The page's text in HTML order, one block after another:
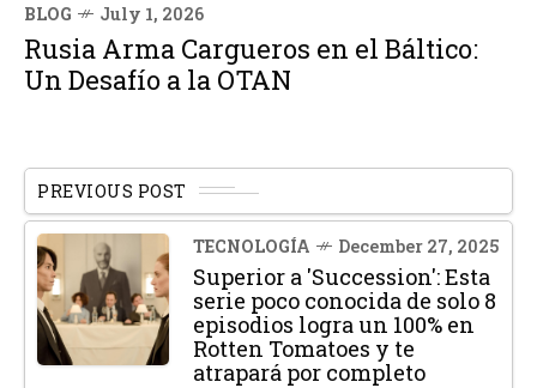
BLOG July 1, 2026
Rusia Arma Cargueros en el Báltico:
Un Desafío a la OTAN
PREVIOUS POST
TECNOLOGÍA December 27, 2025
Superior a 'Succession': Esta
serie poco conocida de solo 8
episodios logra un 100% en
Rotten Tomatoes y te
atrapará por completo